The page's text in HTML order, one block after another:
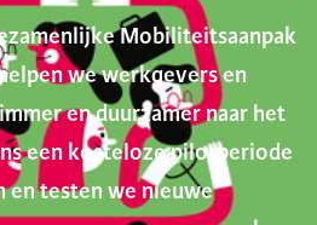
Mobiliteitsaanpak
we werkgevers en
en duurzamer naar het
een kosteloze pilotperiode
en testen we nieuwe